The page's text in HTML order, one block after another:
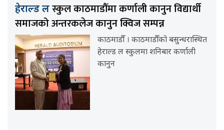
हेराल्ड लस्कुल काठमाडौँमा कर्णाली कानुन विद्यार्थी
समाजको अन्तरकलेज कानुन क्विज सम्पन्न
काठमाडौँ । काठमाडौँको बसुन्धरास्थित
हेराल्ड ल स्कुलमा शनिबार कर्णाली
कानुन